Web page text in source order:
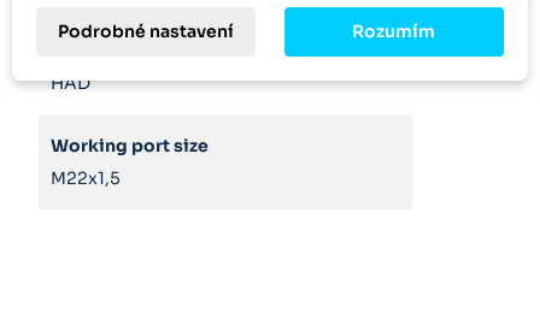
HAD
Working port size
M22x1,5
Podrobné nastavení Rozumím